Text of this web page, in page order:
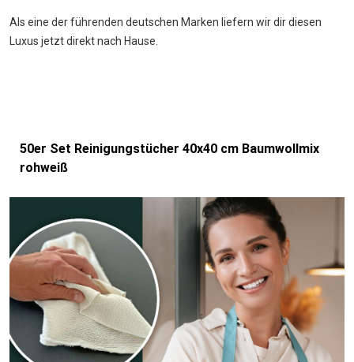
Als eine der führenden deutschen Marken liefern wir dir diesen
Luxus jetzt direkt nach Hause.
50er Set Reinigungstücher 40x40 cm Baumwollmix
rohweiß